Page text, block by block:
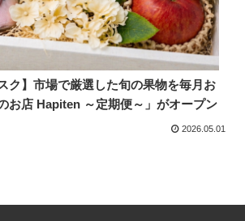
ク】市場で厳選した旬の果物を毎月お
お店 Hapiten ～定期便～」がオープン
2026.05.01